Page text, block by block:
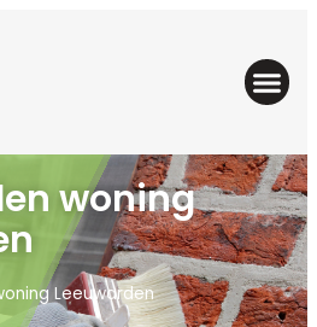
woning
Leeuwarden